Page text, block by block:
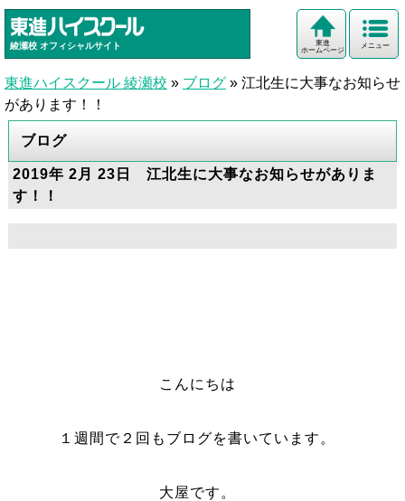
綾瀬校 オフィシャルサイト メニュー
東進
ホームページ
東進ハイスクール 綾瀬校 » ブログ » 江北生に大事なお知らせ
があります！！
ブログ
2019年 2月 23日 江北生に大事なお知らせがありま
す！！
こんにちは
１週間で２回もブログを書いています。
大屋です。